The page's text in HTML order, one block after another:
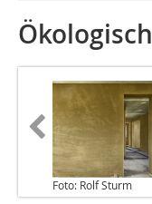
Foto: Rolf Sturm